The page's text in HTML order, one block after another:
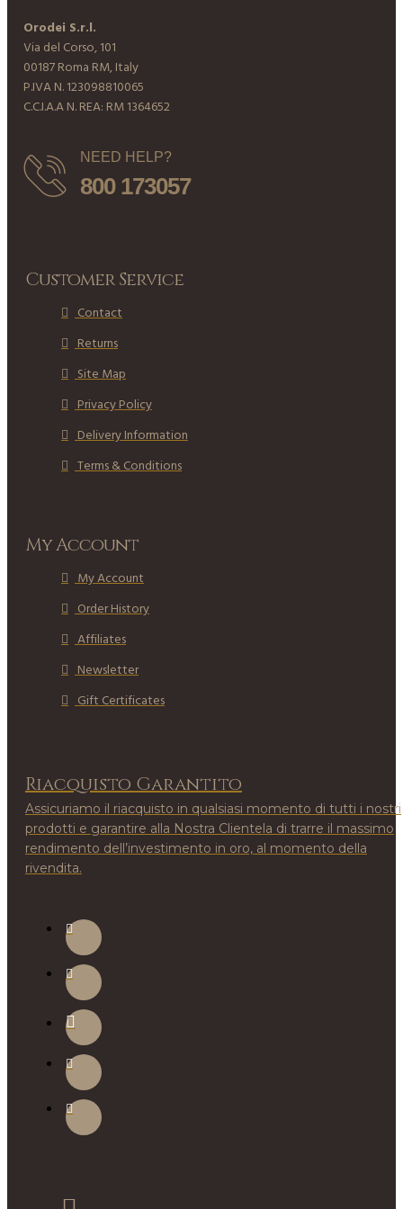
Orodei S.r.l.
Via del Corso, 101
00187 Roma RM, Italy
P.IVA N. 123098810065
C.C.I.A.A N. REA: RM 1364652
NEED HELP?
800 173057
Customer Service
Contact
Returns
Site Map
Privacy Policy
Delivery Information
Terms & Conditions
My Account
My Account
Order History
Affiliates
Newsletter
Gift Certificates
Riacquisto Garantito
Assicuriamo il riacquisto in qualsiasi momento di tutti i nostri
prodotti e garantire alla Nostra Clientela di trarre il massimo
rendimento dell’investimento in oro, al momento della
rivendita.